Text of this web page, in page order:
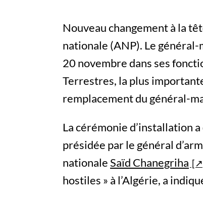
Nouveau changement à la
nationale (ANP). Le
20 novembre dans ses
Terrestres, la plus
remplacement du général-
La cérémonie d’installation
présidée par le général
nationaleSaïd Chanegriha
hostiles » à l’Algérie, a